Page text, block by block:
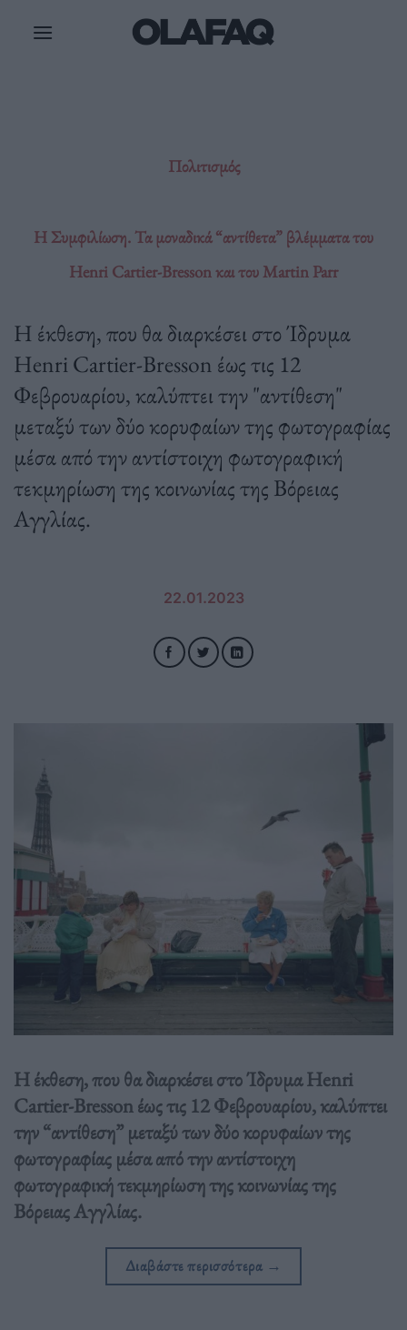
Πολιτισμός
Η Συμφιλίωση. Τα μοναδικά “αντίθετα” βλέμματα του
Henri Cartier-Bresson και του Martin Parr
Η έκθεση, που θα διαρκέσει στο Ίδρυμα
Henri Cartier-Bresson έως τις 12
Φεβρουαρίου, καλύπτει την "αντίθεση"
μεταξύ των δύο κορυφαίων της φωτογραφίας
μέσα από την αντίστοιχη φωτογραφική
τεκμηρίωση της κοινωνίας της Βόρειας
Αγγλίας.
22.01.2023
Η έκθεση, που θα διαρκέσει στο Ίδρυμα Henri
Cartier-Bresson έως τις 12 Φεβρουαρίου, καλύπτει
την “αντίθεση” μεταξύ των δύο κορυφαίων της
φωτογραφίας μέσα από την αντίστοιχη
φωτογραφική τεκμηρίωση της κοινωνίας της
Βόρειας Αγγλίας.
Διαβάστε περισσότερα →